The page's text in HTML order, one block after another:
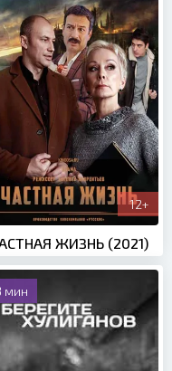
12+
ЖИЗНЬ (2021)
мин